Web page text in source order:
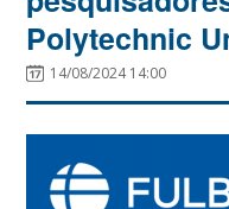
Polytechnic
14/08/2024 14:00